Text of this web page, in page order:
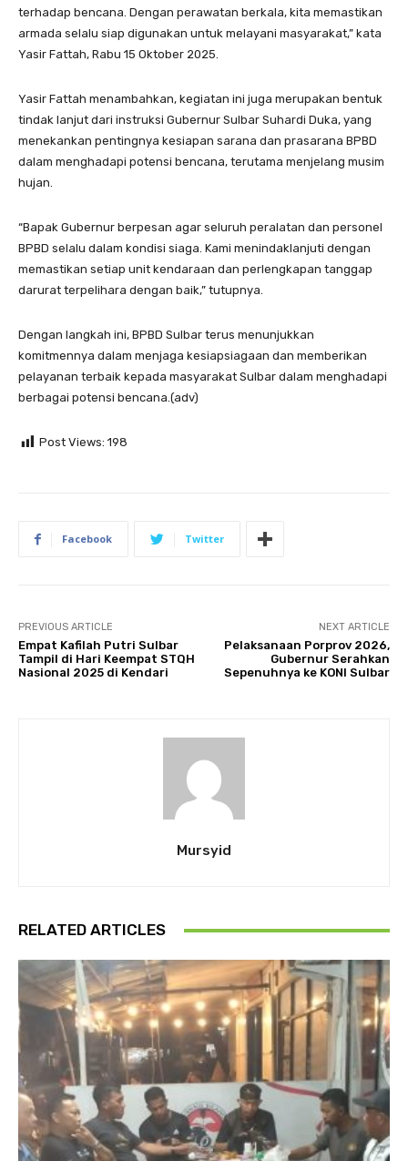
terhadap bencana. Dengan perawatan berkala, kita memastikan
armada selalu siap digunakan untuk melayani masyarakat,” kata
Yasir Fattah, Rabu 15 Oktober 2025.
Yasir Fattah menambahkan, kegiatan ini juga merupakan bentuk
tindak lanjut dari instruksi Gubernur Sulbar Suhardi Duka, yang
menekankan pentingnya kesiapan sarana dan prasarana BPBD
dalam menghadapi potensi bencana, terutama menjelang musim
hujan.
“Bapak Gubernur berpesan agar seluruh peralatan dan personel
BPBD selalu dalam kondisi siaga. Kami menindaklanjuti dengan
memastikan setiap unit kendaraan dan perlengkapan tanggap
darurat terpelihara dengan baik,” tutupnya.
Dengan langkah ini, BPBD Sulbar terus menunjukkan
komitmennya dalam menjaga kesiapsiagaan dan memberikan
pelayanan terbaik kepada masyarakat Sulbar dalam menghadapi
berbagai potensi bencana.(adv)
Post Views: 198
Facebook Twitter
PREVIOUS ARTICLE
Empat Kafilah Putri Sulbar
Tampil di Hari Keempat STQH
Nasional 2025 di Kendari
NEXT ARTICLE
Pelaksanaan Porprov 2026,
Gubernur Serahkan
Sepenuhnya ke KONI Sulbar
Mursyid
RELATED ARTICLES